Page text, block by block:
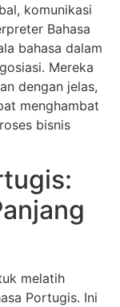
komunikasi
Bahasa
bahasa dalam
Mereka
dengan jelas,
menghambat
bisnis
melatih
Portugis. Ini